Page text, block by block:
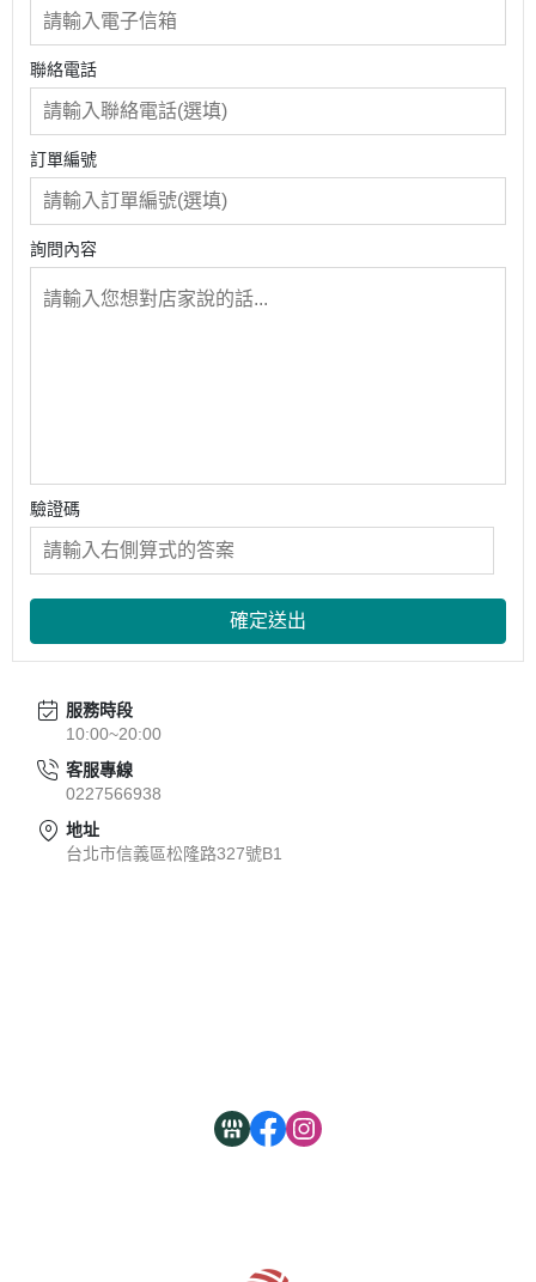
聯絡電話
訂單編號
詢問內容
驗證碼
確定送出
服務時段
10:00~20:00
客服專線
0227566938
地址
台北市信義區松隆路327號B1